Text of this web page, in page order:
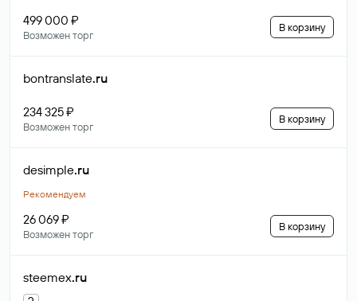
499 000 ₽
Возможен торг
В корзину
bontranslate.ru
234 325 ₽
Возможен торг
В корзину
desimple.ru
Рекомендуем
26 069 ₽
Возможен торг
В корзину
steemex.ru